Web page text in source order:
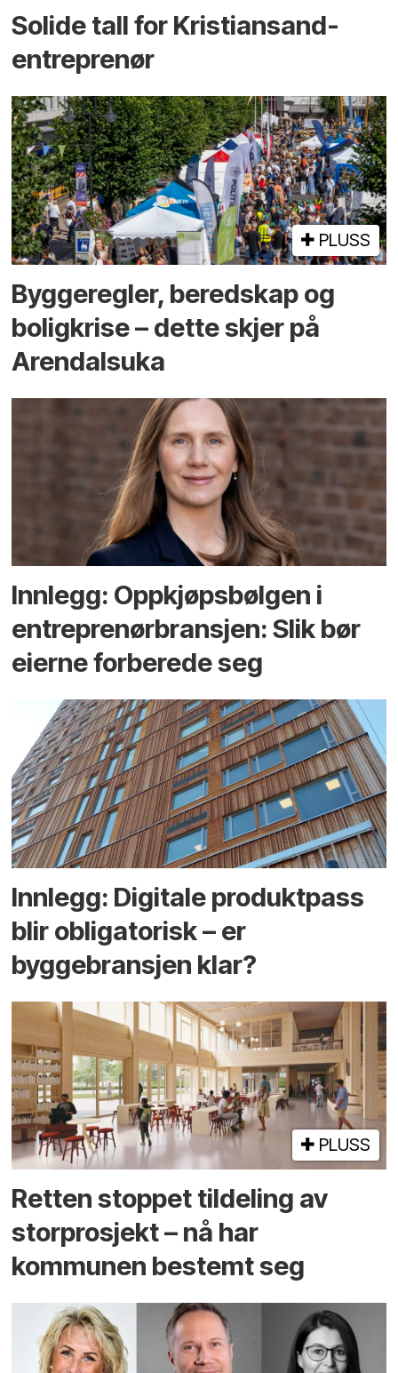
Solide tall for Kristiansand-
entreprenør
PLUSS
Bygge­regler, beredskap og
bolig­krise – dette skjer på
Arendals­uka
Innlegg: Oppkjøps­bølgen i
entreprenør­bransjen: Slik bør
eierne forberede seg
Innlegg: Digitale produktpass
blir obligatorisk – er
byggebransjen klar?
PLUSS
Retten stoppet tildeling av
storprosjekt – nå har
kommunen bestemt seg